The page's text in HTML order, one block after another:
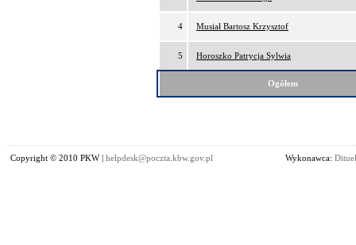
4 Musiał Bartosz Krzysztof
5 Horoszko Patrycja Sylwia
Ogółem
Copyright © 2010 PKW | helpdesk@poczta.kbw.gov.pl Wykonawca: